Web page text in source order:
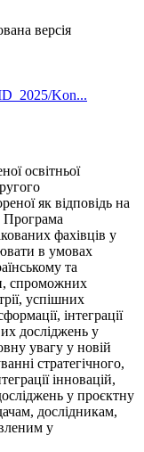
версія
Kon...
освітньої
як відповідь на
Програма
фахівців у
в умовах
та
спроможних
успішних
інтеграції
досліджень у
увагу у новій
стратегічного,
інновацій,
у проєктну
дослідникам,
у